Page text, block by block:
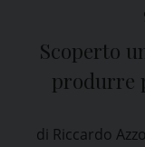
Scoperto
produrre
di Riccardo